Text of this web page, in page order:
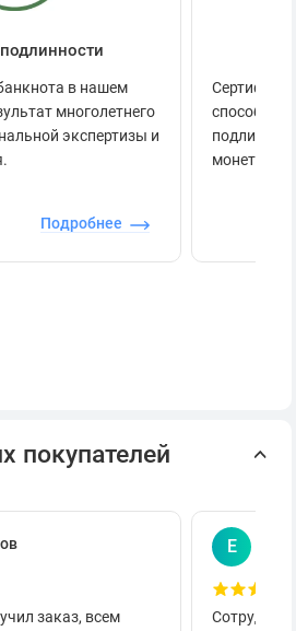
в нашем
многолетнего
экспертизы и
Подробнее
способов
монеты.
покупателей
заказ, всем
Е